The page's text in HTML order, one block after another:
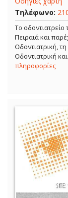
Τηλέφωνο:
Το
Πειραιά και
Οδοντιατρική,
Οδοντιατρική
πληροφορίες